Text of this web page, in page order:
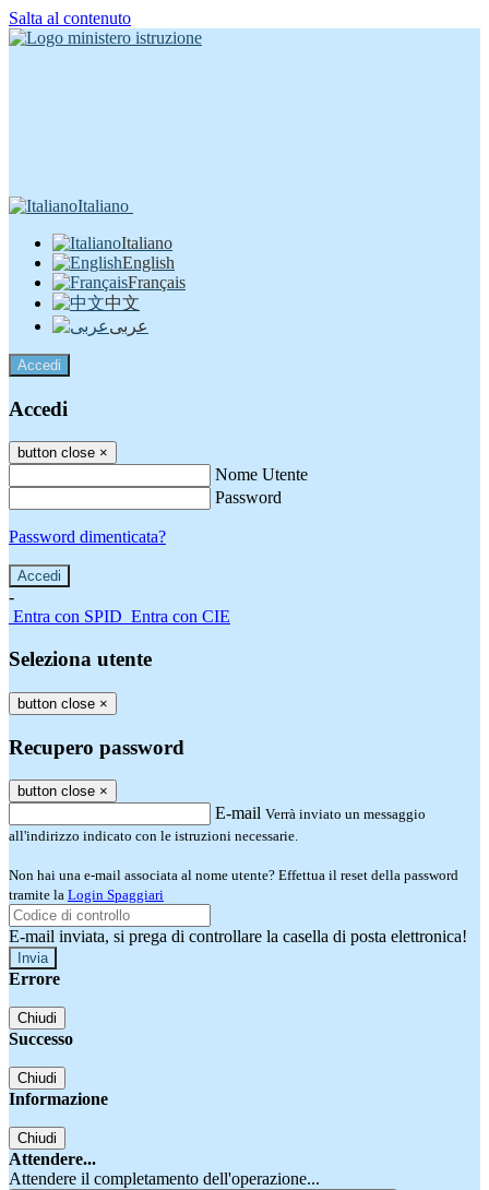
Salta al contenuto
Italiano
Italiano
English
Français
中文
عربى
Accedi
Accedi
button close ×
Nome Utente
Password
Password dimenticata?
-
Entra con SPID Entra con CIE
Seleziona utente
button close ×
Recupero password
button close ×
E-mail Verrà inviato un messaggio
all'indirizzo indicato con le istruzioni necessarie.
Non hai una e-mail associata al nome utente? Effettua il reset della password
tramite la Login Spaggiari
E-mail inviata, si prega di controllare la casella di posta elettronica!
Errore
Chiudi
Successo
Chiudi
Informazione
Chiudi
Attendere...
Attendere il completamento dell'operazione...